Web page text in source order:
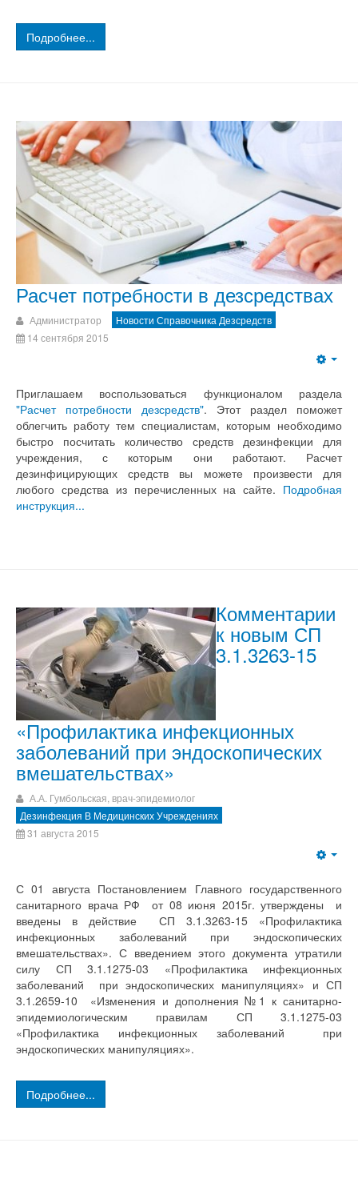
Подробнее...
Расчет потребности в дезсредствах
Администратор
Новости Справочника Дезсредств
14 сентября 2015
Приглашаем воспользоваться функционалом раздела
"Расчет потребности дезсредств". Этот раздел поможет
облегчить работу тем специалистам, которым необходимо
быстро посчитать количество средств дезинфекции для
учреждения, с которым они работают. Расчет
дезинфицирующих средств вы можете произвести для
любого средства из перечисленных на сайте. Подробная
инструкция...
Комментарии
к новым СП
3.1.3263-15
«Профилактика инфекционных
заболеваний при эндоскопических
вмешательствах»
А.А. Гумбольская, врач-эпидемиолог
Дезинфекция В Медицинских Учреждениях
31 августа 2015
С 01 августа Постановлением Главного государственного
санитарного врача РФ от 08 июня 2015г. утверждены и
введены в действие СП 3.1.3263-15 «Профилактика
инфекционных заболеваний при эндоскопических
вмешательствах». С введением этого документа утратили
силу СП 3.1.1275-03 «Профилактика инфекционных
заболеваний при эндоскопических манипуляциях» и СП
3.1.2659-10 «Изменения и дополнения №1 к санитарно-
эпидемиологическим правилам СП 3.1.1275-03
«Профилактика инфекционных заболеваний при
эндоскопических манипуляциях».
Подробнее...